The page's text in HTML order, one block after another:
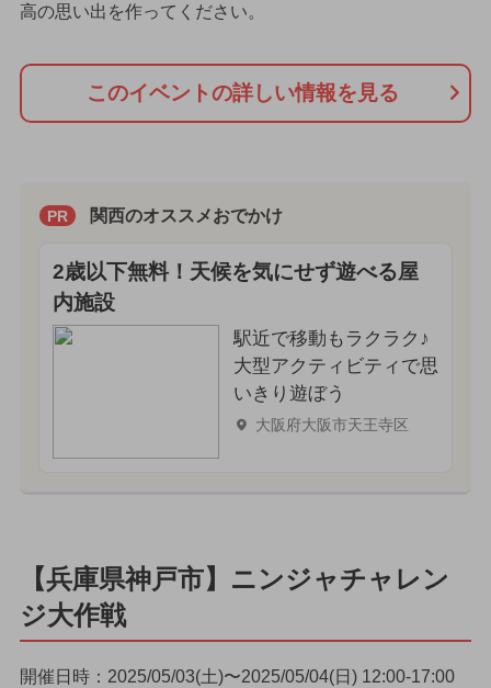
高の思い出を作ってください。
このイベントの詳しい情報を見る
PR 関西のオススメおでかけ
2歳以下無料！天候を気にせず遊べる屋
内施設
駅近で移動もラクラク♪
大型アクティビティで思
いきり遊ぼう
大阪府大阪市天王寺区
【兵庫県神戸市】ニンジャチャレン
ジ大作戦
開催日時：2025/05/03(土)〜2025/05/04(日) 12:00-17:00